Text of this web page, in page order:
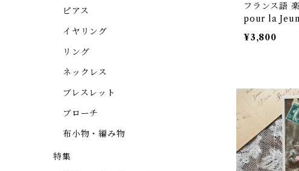
フランス語
pour la
ンテージ / 音
¥3,800
ピアス
イヤリング
リング
ネックレス
ブレスレット
ブローチ
布小物・編み物
特集